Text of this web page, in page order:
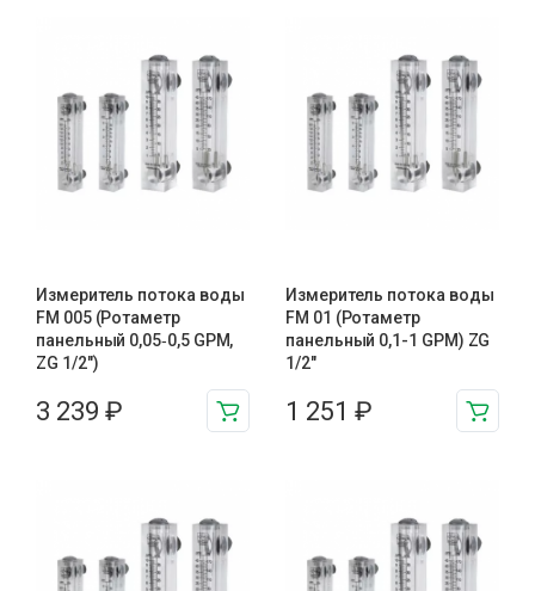
Измеритель потока воды
FM 005 (Ротаметр
панельный 0,05‑0,5 GPM,
ZG 1/2″)
3 239 ₽
Измеритель потока воды
FM 01 (Ротаметр
панельный 0,1-1 GPM) ZG
1/2″
1 251 ₽